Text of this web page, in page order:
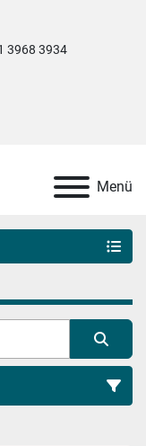
3968 3934
Menü